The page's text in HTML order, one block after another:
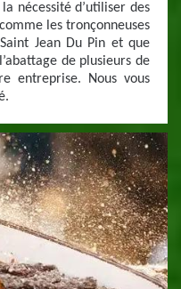
nécessité d’utiliser des
les tronçonneuses
Jean Du Pin et que
de plusieurs de
entreprise. Nous vous